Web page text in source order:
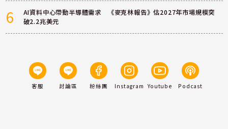
6
AI資料中心帶動半導體需求 《麥克林報告》估2027年市場規模突
破2.2兆美元
客服 討論區 粉絲團 Instagram Youtube Podcast